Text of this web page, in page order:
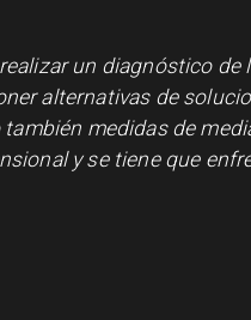
un diagnóstico de
alternativas de
medidas de
y se tiene que